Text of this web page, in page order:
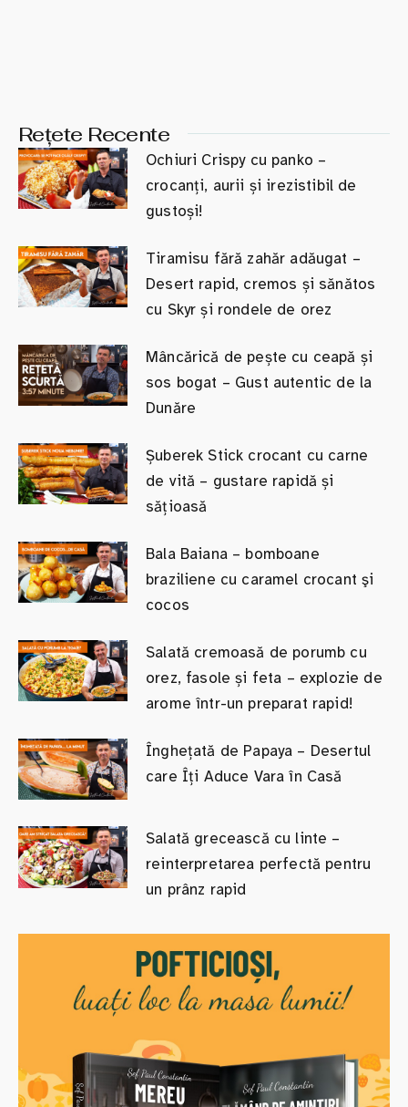
Rețete Recente
Ochiuri Crispy cu panko –
crocanți, aurii și irezistibil de
gustoși!
Tiramisu fără zahăr adăugat –
Desert rapid, cremos și sănătos
cu Skyr și rondele de orez
Mâncărică de pește cu ceapă și
sos bogat – Gust autentic de la
Dunăre
Șuberek Stick crocant cu carne
de vită – gustare rapidă și
sățioasă
Bala Baiana – bomboane
braziliene cu caramel crocant şi
cocos
Salată cremoasă de porumb cu
orez, fasole și feta – explozie de
arome într-un preparat rapid!
Înghețată de Papaya – Desertul
care Îți Aduce Vara în Casă
Salată grecească cu linte –
reinterpretarea perfectă pentru
un prânz rapid